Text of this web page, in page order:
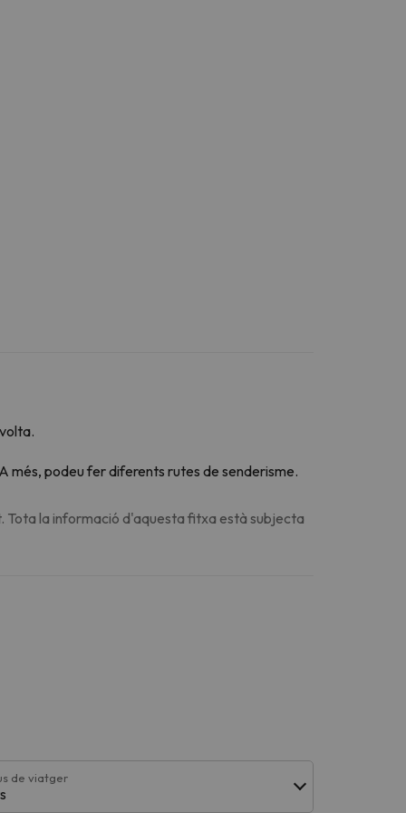
més, podeu fer diferents rutes de senderisme.
Tota la informació d'aquesta fitxa està subjecta
de viatger